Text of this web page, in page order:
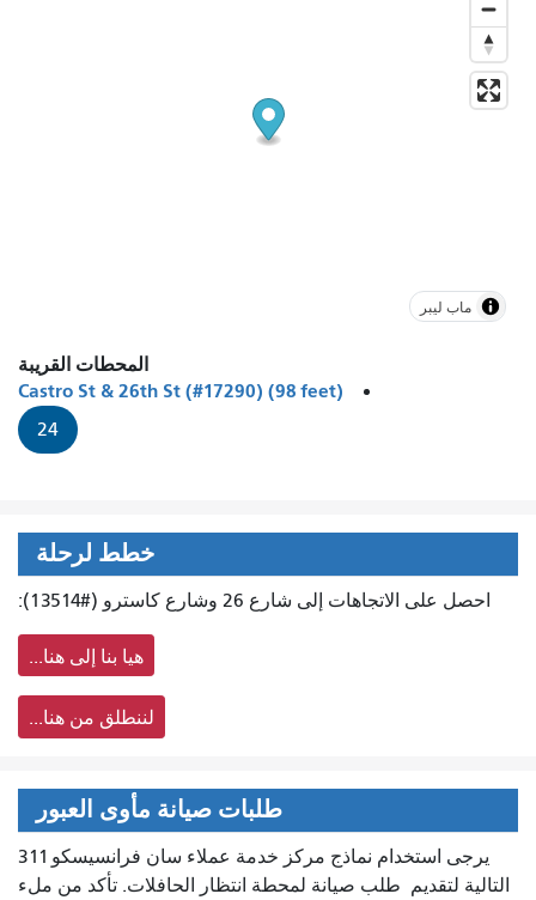
ماب ليبر
المحطات القريبة
Castro St & 26th St (#17290) (98 feet)
24
خطط لرحلة
احصل على الاتجاهات إلى شارع 26 وشارع كاسترو (#13514):
هيا بنا إلى هنا...
لننطلق من هنا...
طلبات صيانة مأوى العبور
يرجى استخدام نماذج مركز خدمة عملاء سان فرانسيسكو 311
التالية لتقديم طلب صيانة لمحطة انتظار الحافلات. تأكد من ملء